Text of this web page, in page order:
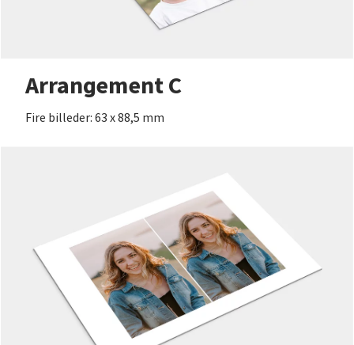
Arrangement C
Fire billeder: 63 x 88,5 mm